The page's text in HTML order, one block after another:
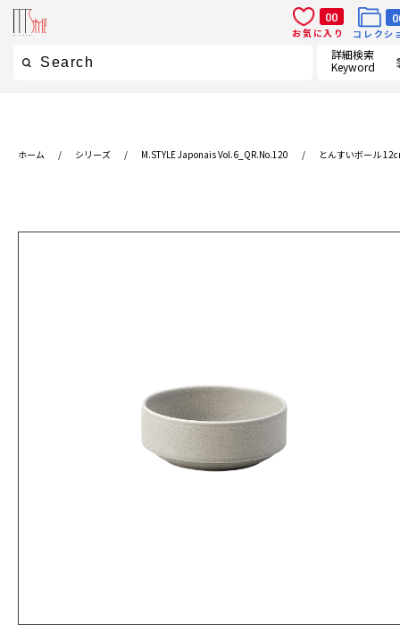
詳細検索
Keyword
00
お気に入り
コレクシ
ホーム / シリーズ / M.STYLE Japonais Vol.6_QR.No.120 / とんすいボール